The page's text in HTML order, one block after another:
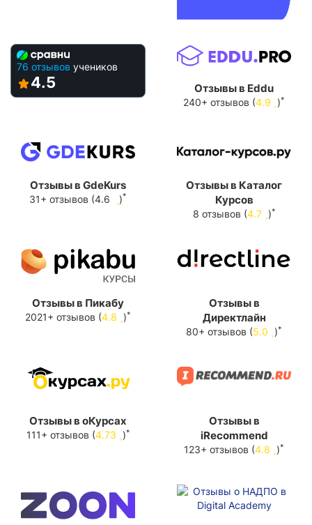
4.5
76 отзывов учеников
Отзывы в Eddu
240+ отзывов (4.9 )*
Отзывы в GdeKurs
31+ отзывов (4.6 )*
Отзывы в Каталог
Курсов
8 отзывов (4.7 )*
Отзывы в Пикабу
2021+ отзывов (4.8 )*
Отзывы в
Директлайн
80+ отзывов (5.0 )*
Отзывы в оКурсах
111+ отзывов (4.73 )*
Отзывы в
iRecommend
123+ отзывов (4.8 )*